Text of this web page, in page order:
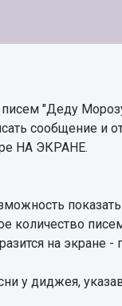
"Деду
сообщение и
НА ЭКРАНЕ.
количество
на экране -
у диджея,